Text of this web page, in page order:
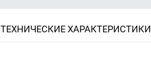
ТЕХНИЧЕСКИЕ ХАРАКТЕРИСТИКИ